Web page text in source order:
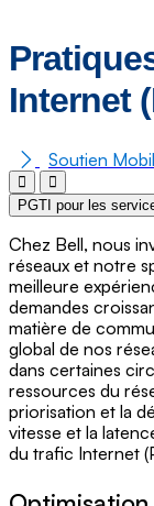
Internet
Soutien
PGTI pour les
Chez Bell, nous
réseaux et notre
meilleure
demandes
matière de
global de nos
dans certaines
ressources du
priorisation et la
vitesse et la
du trafic Internet